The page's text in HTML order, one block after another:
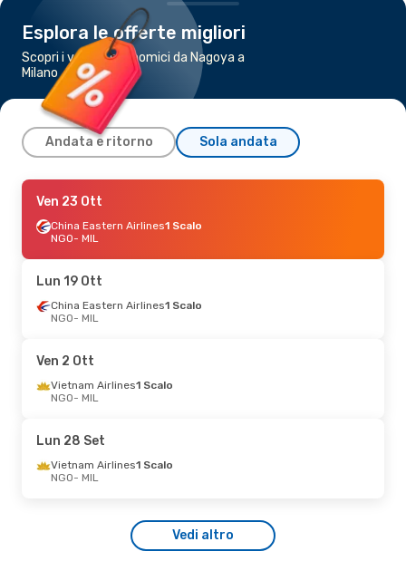
Esplora le offerte migliori
Scopri i voli più economici da Nagoya a
Milano
Andata e ritorno Sola andata
Sab 19 Set
China Eastern Airlines
1 Scalo
China Eastern Airlines
1 Scalo
MIL- NGO
Ven 23 Ott
China Eastern Airlines1 Scalo
NGO- MIL
Lun 19 Ott
China Eastern Airlines1 Scalo
NGO- MIL
Ven 2 Ott
Vietnam Airlines1 Scalo
NGO- MIL
Lun 28 Set
Vietnam Airlines1 Scalo
NGO- MIL
Vedi altro